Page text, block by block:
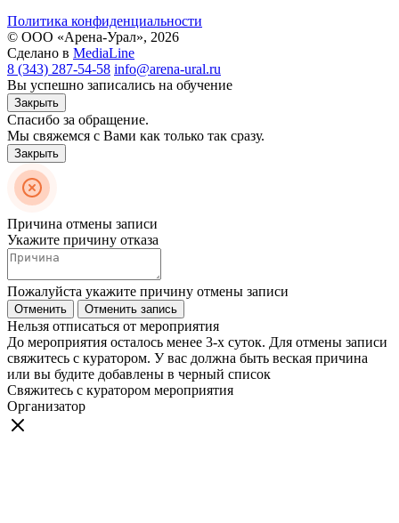
Политика конфиденциальности
© ООО «Арена-Урал», 2026
Сделано в MediaLine
8 (343) 287-54-58 info@arena-ural.ru
Вы успешно записались на обучение
Закрыть
Спасибо за обращение.
Мы свяжемся с Вами как только так сразу.
Закрыть
Причина отмены записи
Укажите причину отказа
Пожалуйста укажите причину отмены записи
Отменить Отменить запись
Нельзя отписаться от мероприятия
До мероприятия осталось менее 3-х суток. Для отмены записи
свяжитесь с куратором. У вас должна быть веская причина
или вы будите добавлены в черный список
Свяжитесь с куратором мероприятия
Организатор